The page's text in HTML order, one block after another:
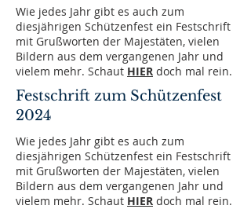
Wie jedes Jahr gibt es auch zum
diesjährigen Schützenfest ein Festschrift
mit Grußworten der Majestäten, vielen
Bildern aus dem vergangenen Jahr und
vielem mehr. Schaut HIER doch mal rein.
Festschrift zum Schützenfest
2024
Wie jedes Jahr gibt es auch zum
diesjährigen Schützenfest ein Festschrift
mit Grußworten der Majestäten, vielen
Bildern aus dem vergangenen Jahr und
vielem mehr. Schaut HIER doch mal rein.